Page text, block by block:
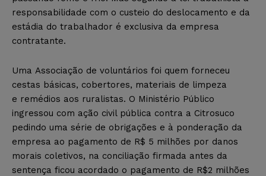
responsabilidade com o custeio do deslocamento e da
estádia do trabalhador é exclusiva da empresa
contratante.
Uma Associação de voluntários foi quem forneceu
cestas básicas, cobertores, materiais de limpeza
e remédios aos ruralistas. O Ministério Público
ingressou com ação civil pública contra a Citrosuco
pedindo uma série de obrigações e à ponderação da
empresa ao pagamento de R$ 5 milhões por danos
morais coletivos, na conciliação firmada antes da
sentença ficou acordado o pagamento de R$2 milhões